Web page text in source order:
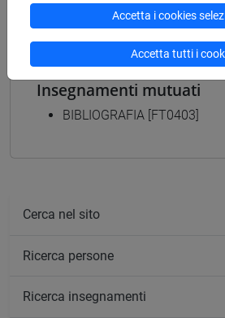
Insegnamenti mutuati
BIBLIOGRAFIA [FT0403]
Cerca nel sito
Ricerca persone
Ricerca insegnamenti
Accetta i cookies
Accetta tutti i